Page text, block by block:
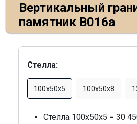
Вертикальный
памятник В016а
Стелла:
100х50х5 100х50х8
Стелла 100х50х5 = 30